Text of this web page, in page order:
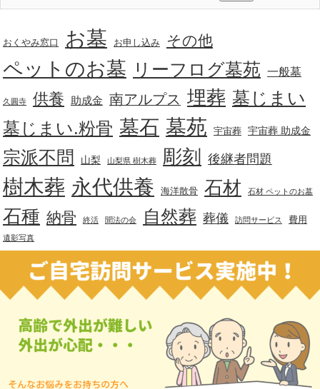
おくやみ窓口 お墓 お申し込み その他
ペットのお墓 リーフログ墓苑 一般墓
久圓寺 供養 助成金 南アルプス 埋葬 墓じまい
墓じまい.粉骨 墓石 墓苑 宇宙葬 宇宙葬 助成金
宗派不問 山梨 山梨県 樹木葬 彫刻 後継者問題
樹木葬 永代供養 海洋散骨 石材 石材 ペットのお墓
石種 納骨 終活 聞法の会 自然葬 葬儀 訪問サービス 費用
遺影写真